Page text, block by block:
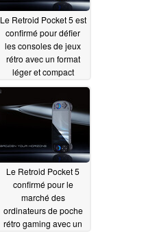
Le Retroid Pocket 5 est
confirmé pour défier
les consoles de jeux
rétro avec un format
léger et compact
malgré un écran
AMOLED de 5,5
pouces09/03/2024
Le Retroid Pocket 5
confirmé pour le
marché des
ordinateurs de poche
rétro gaming avec un